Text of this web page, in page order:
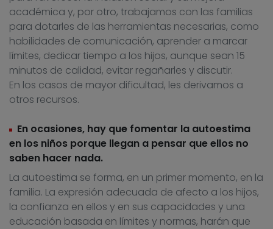
académica y, por otro, trabajamos con las familias
para dotarles de las herramientas necesarias, como
habilidades de comunicación, aprender a marcar
límites, dedicar tiempo a los hijos, aunque sean 15
minutos de calidad, evitar regañarles y discutir.
En los casos de mayor dificultad, les derivamos a
otros recursos.
En ocasiones, hay que fomentar la autoestima
en los niños porque llegan a pensar que ellos no
saben hacer nada.
La autoestima se forma, en un primer momento, en la
familia. La expresión adecuada de afecto a los hijos,
la confianza en ellos y en sus capacidades y una
educación basada en límites y normas, harán que